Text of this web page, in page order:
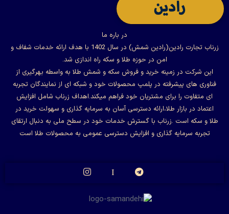
در باره ما
زرناب تجارت رادین(رادین شمش) در سال 1402 با هدف ارائه خدمات شفاف و
امن در حوزه طلا و سکه راه اندازی شد.
این شرکت در زمینه خرید و فروش سکه و شمش طلا به واسطه بهرگیری از
فناوری های پیشرفته در پلمپ محصولات خود و شبکه ای از نمایندگان تجربه
ای متفاوت را برای مشتریان خود فراهم میکند.اهداف زرناب شامل افزایش
اعتماد در بازار طلا،ارائه دسترسی آسان به سرمایه گذاری و سهولت خرید در
طلا و سکه است .زرناب با گسترش خدمات خود در سطح ملی به دنبال ارتقای
تجربه سرمایه گذاری و افزایش دسترسی عمومی به محصولات طلا است